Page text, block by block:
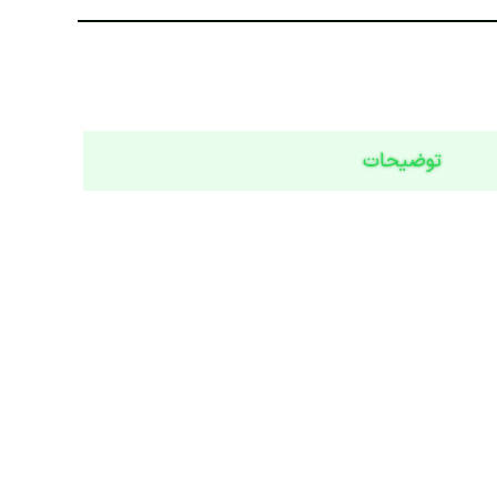
توضیحات